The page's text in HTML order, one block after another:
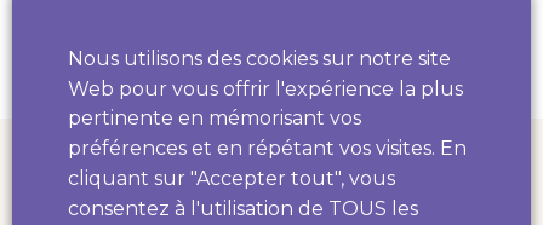
Nous utilisons des cookies sur notre site
Web pour vous offrir l'expérience la plus
pertinente en mémorisant vos
préférences et en répétant vos visites. En
cliquant sur "Accepter tout", vous
consentez à l'utilisation de TOUS les